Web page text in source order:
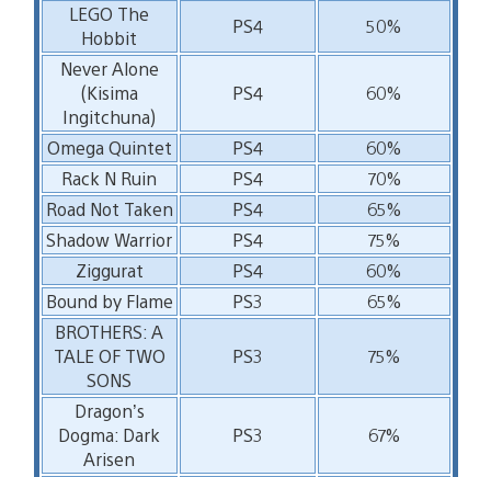
LEGO The
Hobbit
PS4
50%
Never Alone
(Kisima
Ingitchuna)
PS4 60%
Omega Quintet PS4
60%
Rack N Ruin
PS4
70%
Road Not Taken
PS4
65%
Shadow Warrior
PS4
75%
Ziggurat
PS4
60%
Bound by Flame
PS3
65%
BROTHERS: A
TALE OF TWO
SONS
PS3 75%
Dragon’s
Dogma: Dark
Arisen
PS3 67%